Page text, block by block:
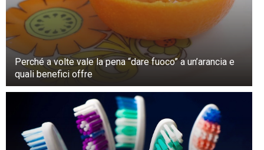
Perché a volte vale la pena “dare fuoco” a un’arancia e
quali benefici offre